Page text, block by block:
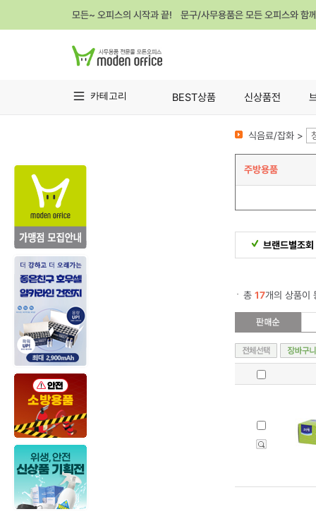
모든~ 오피스의 시작과 끝! 문구/사무용품은 모든 오피스와 함
카테고리 BEST상품 신상품전
식음료/잡화 >
주방용품
브랜드별조회
총 17개의 상품이